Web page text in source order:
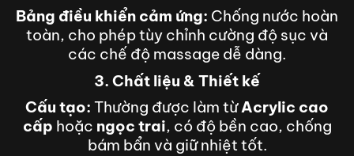
Bảng điều khiển cảm ứng: Chống nước hoàn
toàn, cho phép tùy chỉnh cường độ sục và
các chế độ massage dễ dàng.
3. Chất liệu & Thiết kế
Cấu tạo: Thường được làm từAcrylic cao
cấp hoặc ngọc trai, có độ bền cao, chống
bám bẩn và giữ nhiệt tốt.